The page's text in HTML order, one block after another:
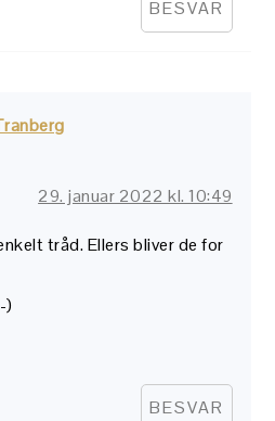
BESVAR
29. januar 2022 kl. 10:49
tråd. Ellers bliver de for
)
BESVAR